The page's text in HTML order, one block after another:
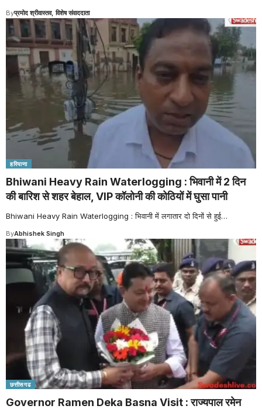
Byप्रमोद श्रीवास्तव, विशेष संवाददाता
हरियाणा
Bhiwani Heavy Rain Waterlogging : भिवानी में 2 दिन
की बारिश से शहर बेहाल, VIP कॉलोनी की कोठियों में घुसा पानी
Bhiwani Heavy Rain Waterlogging : भिवानी में लगातार दो दिनों से हुई…
ByAbhishek Singh
छत्तीसगढ
Governor Ramen Deka Basna Visit : राज्यपाल रमेन